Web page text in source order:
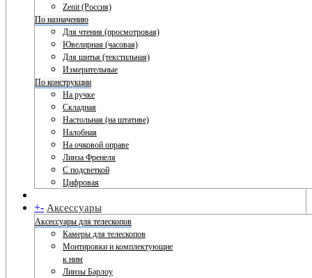
Zenit (Россия)
По назначению
Для чтения (просмотровая)
Ювелирная (часовая)
Для шитья (текстильная)
Измерительные
По конструкции
На ручке
Складная
Настольная (на штативе)
Налобная
На очковой оправе
Линза Френеля
С подсветкой
Цифровая
+- Аксессуары
Аксессуары для телескопов
Камеры для телескопов
Монтировки и комплектующие
к ним
Линзы Барлоу